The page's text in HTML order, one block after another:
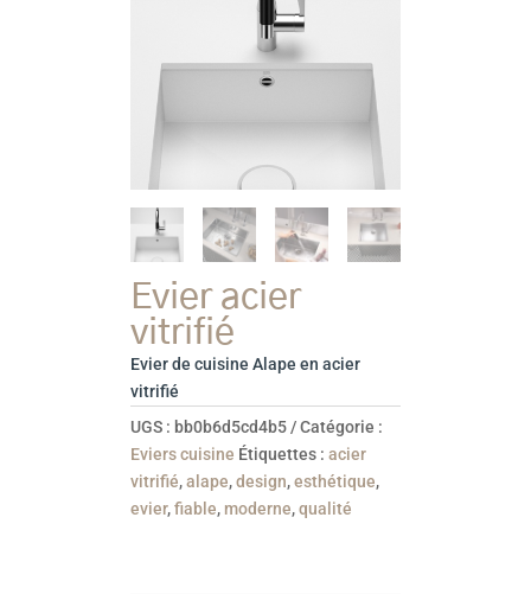
Evier acier
vitrifié
Evier de cuisine Alape en acier
vitrifié
UGS : bb0b6d5cd4b5
Catégorie :
Eviers cuisine Étiquettes : acier
vitrifié,alape,design,esthétique,
evier,fiable, moderne,qualité